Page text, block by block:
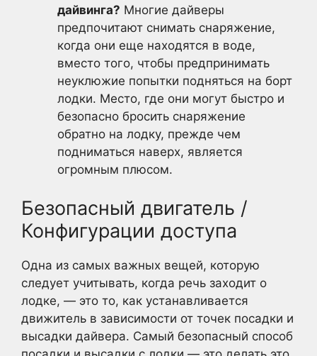
дайвинга? Многие дайверы
предпочитают снимать снаряжение,
когда они еще находятся в воде,
вместо того, чтобы предпринимать
неуклюжие попытки подняться на борт
лодки. Место, где они могут быстро и
безопасно бросить снаряжение
обратно на лодку, прежде чем
подниматься наверх, является
огромным плюсом.
Безопасный двигатель /
Конфигурации доступа
Одна из самых важных вещей, которую
следует учитывать, когда речь заходит о
лодке, — это то, как устанавливается
движитель в зависимости от точек посадки и
высадки дайвера. Самый безопасный способ